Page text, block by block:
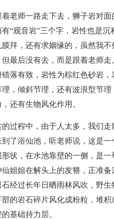
着老师一路走下去，狮子岩对
“观音岩”三个字，岩性也是
拜，还有求姻缘的，虽然我
最后没有去，而是跟着老师
落有致，岩性为棕红色砂岩
，倾斜节理，还有波浪型节
还有生物风化作用。
的过程中，由于人太多，我们
到了浴仙池，听老师说，这是
状，在水池靠壁的一侧，是
仙姐姐在解头上的发簪，正准
石经过长年日晒雨林风吹，野
的岩石碎片风化成粉粒，堆
基础持力层。